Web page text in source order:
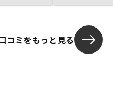
コミをもっと見る